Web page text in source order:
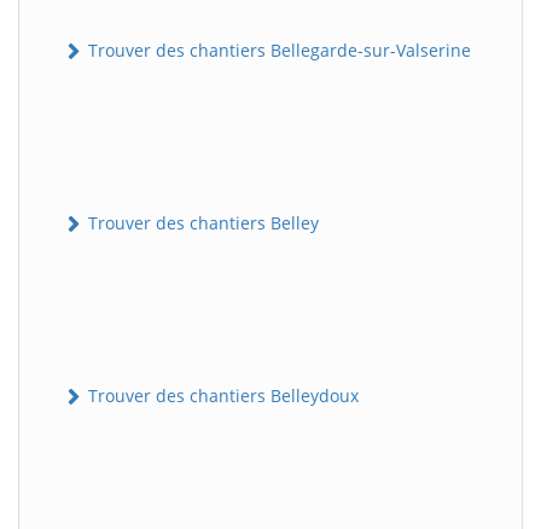
Trouver des chantiers Bellegarde-sur-Valserine
Trouver des chantiers Belley
Trouver des chantiers Belleydoux